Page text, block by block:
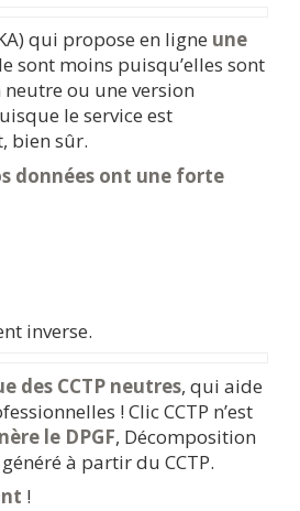
qui propose en ligne une
sont moins puisqu’elles sont
ou une version
le service est
bien sûr.
données ont une forte
inverse.
des CCTP neutres, qui aide
! Clic CCTP n’est
le DPGF, Décomposition
à partir du CCTP.
!